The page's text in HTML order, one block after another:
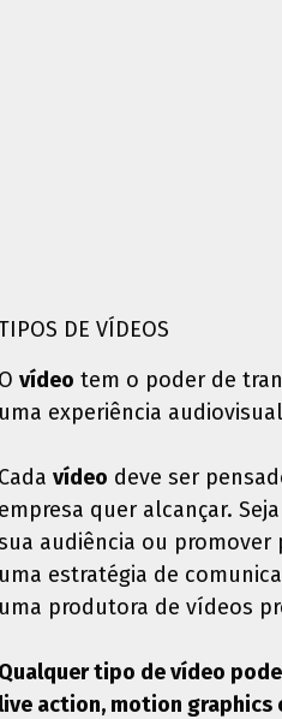
DE VÍDEOS
O vídeo tem o poder de
uma experiência
Cada vídeo deve ser
empresa quer alcançar.
audiência ou
uma estratégia de
uma produtora de vídeos
Qualquer tipo de vídeo
live action, motion graphics